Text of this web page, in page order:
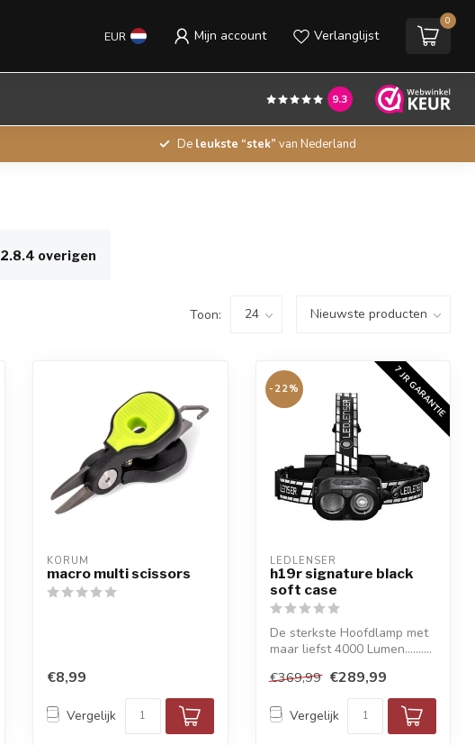
EUR Mijn account Verlanglijst
0
9.3
Deleukste “stek” van Nederland
2.8.4 overigen
Toon:
KORUM
macro multi scissors
€8,99
Vergelijk
7 JR GARANTIE
-22%
LEDLENSER
h19r signature black
soft case
De sterkste Hoofdlamp met
maar liefst 4000 Lumen..........
€369,99 €289,99
Vergelijk